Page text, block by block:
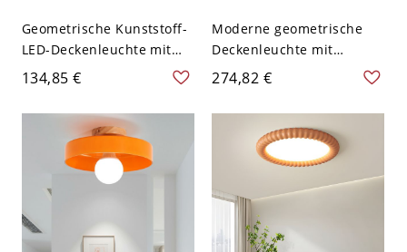
Geometrische Kunststoff-
LED-Deckenleuchte mit
Acrylschirm für den
Wohnbereich - Orange
110V-120V 58,42 cm
134,85 €
Moderne geometrische
Deckenleuchte mit
Acrylschirm in Weiß - 31"
Durchmesser - Orange
110V-120V
274,82 €